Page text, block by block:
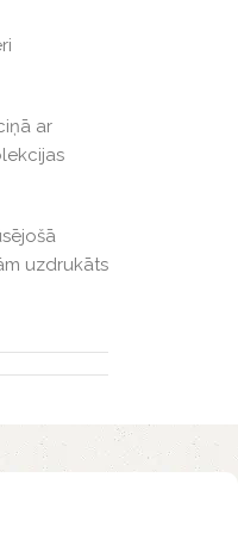
ar
uzdrukāts